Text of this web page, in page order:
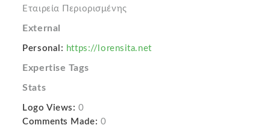
Εταιρεία Περιορισμένης
External
Personal: https://lorensita.net
Expertise Tags
Stats
Logo Views: 0
Comments Made: 0